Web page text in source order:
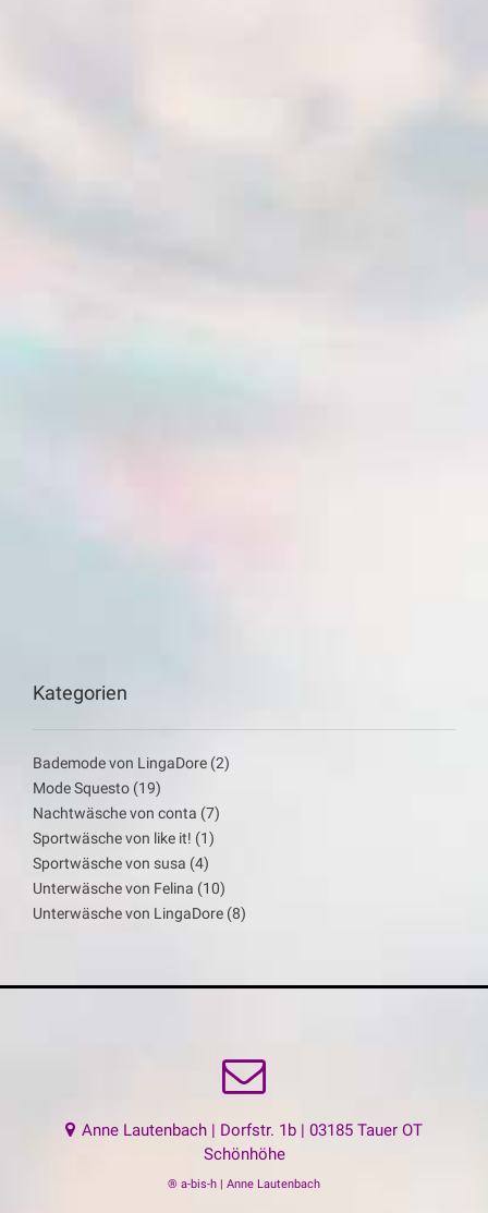
Kategorien
Bademode von LingaDore (2)
Mode Squesto (19)
Nachtwäsche von conta (7)
Sportwäsche von like it! (1)
Sportwäsche von susa (4)
Unterwäsche von Felina (10)
Unterwäsche von LingaDore (8)
Anne Lautenbach | Dorfstr. 1b | 03185 Tauer OT
Schönhöhe
® a-bis-h | Anne Lautenbach